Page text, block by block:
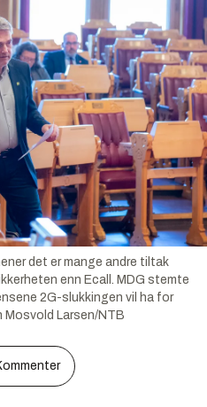
det er mange andre tiltak
enn Ecall. MDG stemte
2G-slukkingen vil ha for
Mosvold Larsen/NTB